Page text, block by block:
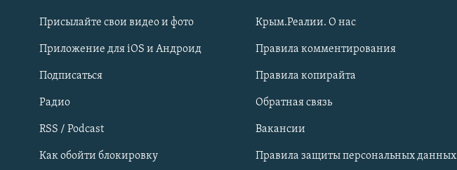
Українською
Qırımtatar
ПРИСОЕДИНЯЙТЕСЬ!
Присылайте свои видео и фото
Приложение для iOS и Андроид
Подписаться
Радио
RSS / Podcast
Как обойти блокировку
Крым.Реалии. О нас
Правила комментирования
Правила копирайта
Обратная связь
Вакансии
Правила защиты персональных данных